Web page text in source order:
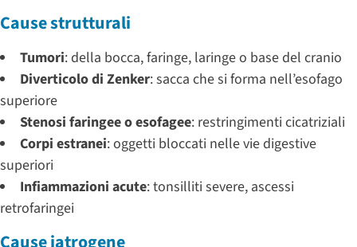
Cause strutturali
Tumori: della bocca, faringe, laringe o base del cranio
Diverticolo di Zenker: sacca che si forma nell’esofago
superiore
Stenosi faringee o esofagee: restringimenti cicatriziali
Corpi estranei: oggetti bloccati nelle vie digestive
superiori
Infiammazioni acute: tonsilliti severe, ascessi
retrofaringei